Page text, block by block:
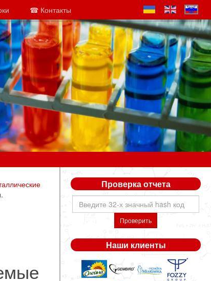
☎ Контакты
Проверка отчета
Проверить
Наши клиенты